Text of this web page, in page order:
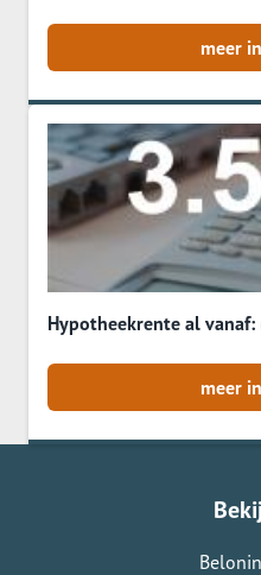
meer
Hypotheekrente al
meer